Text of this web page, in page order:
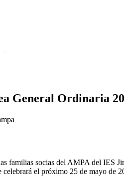
General Ordinaria
familias socias del AMPA del IES
celebrará el próximo 25 de mayo de